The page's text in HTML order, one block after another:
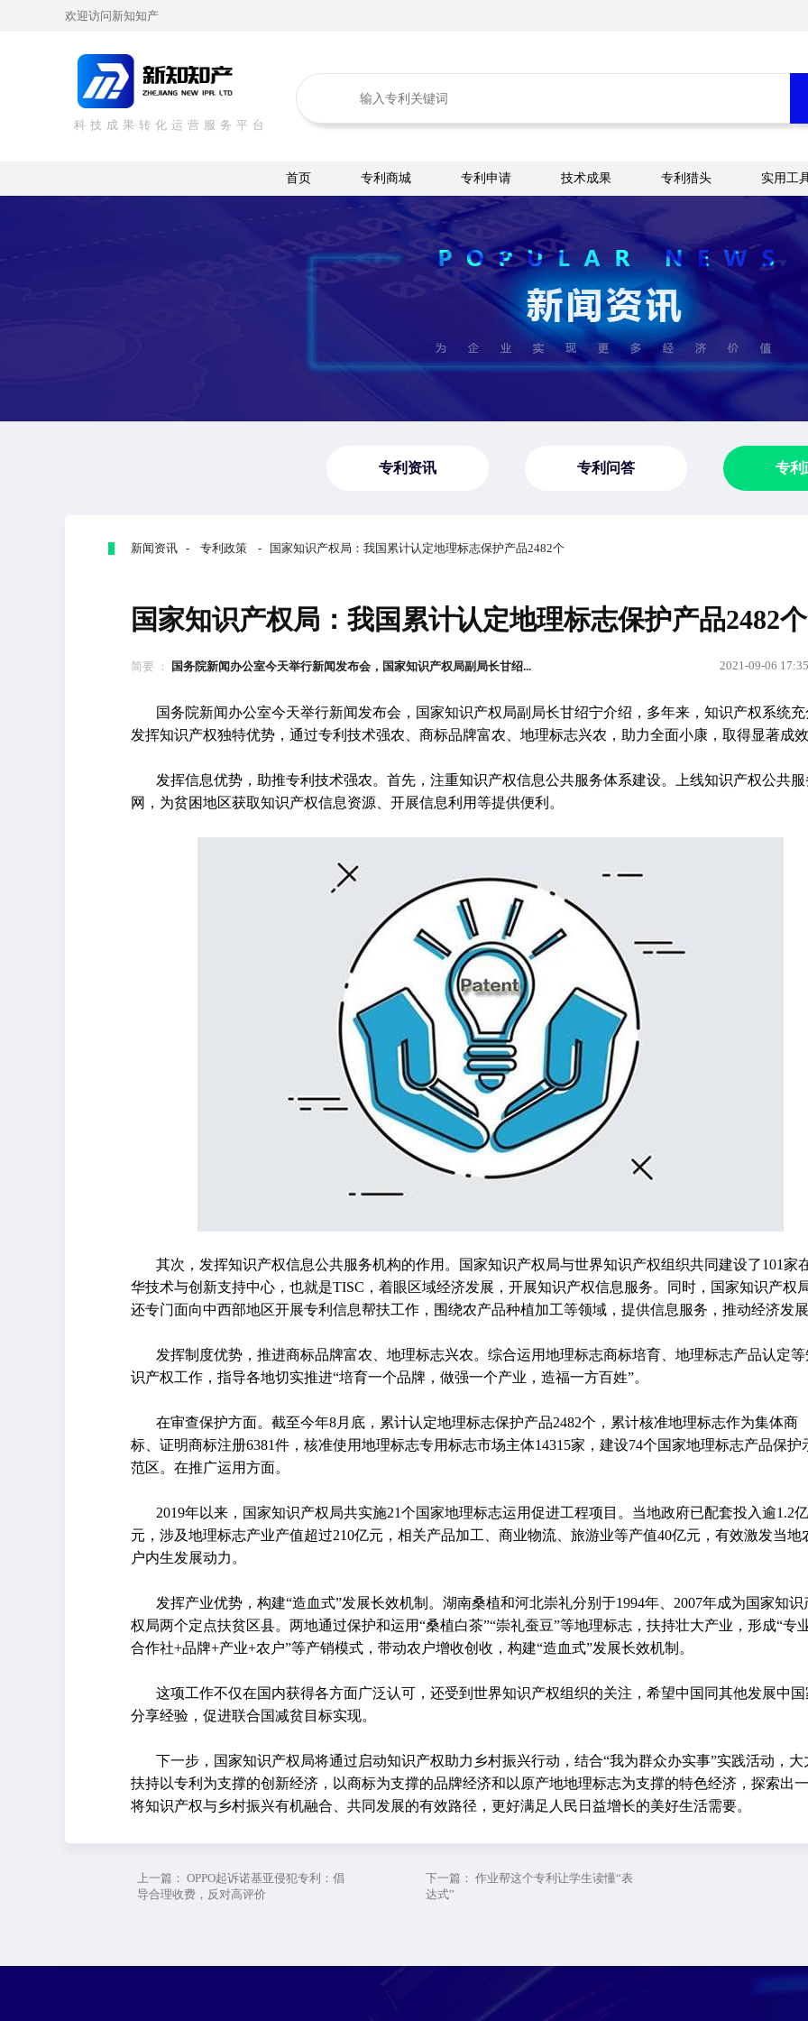
欢迎访问新知知产
科技成果转化运营服务平台
首页 专利商城 专利申请 技术成果 专利猎头 实用工
专利资讯 专利问答 专利
新闻资讯 - 专利政策 - 国家知识产权局：我国累计认定地理标志保护产品2482个
国家知识产权局：我国累计认定地理标志保护产品2482个
简要 ： 国务院新闻办公室今天举行新闻发布会，国家知识产权局副局长甘绍... 2021-09-06
国务院新闻办公室今天举行新闻发布会，国家知识产权局副局长甘绍宁介绍，多年来，知识产权系统充
发挥知识产权独特优势，通过专利技术强农、商标品牌富农、地理标志兴农，助力全面小康，取得显著成效
发挥信息优势，助推专利技术强农。首先，注重知识产权信息公共服务体系建设。上线知识产权公共服
网，为贫困地区获取知识产权信息资源、开展信息利用等提供便利。
其次，发挥知识产权信息公共服务机构的作用。国家知识产权局与世界知识产权组织共同建设了101家
华技术与创新支持中心，也就是TISC，着眼区域经济发展，开展知识产权信息服务。同时，国家知识产权
还专门面向中西部地区开展专利信息帮扶工作，围绕农产品种植加工等领域，提供信息服务，推动经济发展
发挥制度优势，推进商标品牌富农、地理标志兴农。综合运用地理标志商标培育、地理标志产品认定等
识产权工作，指导各地切实推进“培育一个品牌，做强一个产业，造福一方百姓”。
在审查保护方面。截至今年8月底，累计认定地理标志保护产品2482个，累计核准地理标志作为集体商
标、证明商标注册6381件，核准使用地理标志专用标志市场主体14315家，建设74个国家地理标志产品保护
范区。在推广运用方面。
2019年以来，国家知识产权局共实施21个国家地理标志运用促进工程项目。当地政府已配套投入逾1.2亿
元，涉及地理标志产业产值超过210亿元，相关产品加工、商业物流、旅游业等产值40亿元，有效激发当地
户内生发展动力。
发挥产业优势，构建“造血式”发展长效机制。湖南桑植和河北崇礼分别于1994年、2007年成为国家知识
权局两个定点扶贫区县。两地通过保护和运用“桑植白茶”“崇礼蚕豆”等地理标志，扶持壮大产业，形成“专
合作社+品牌+产业+农户”等产销模式，带动农户增收创收，构建“造血式”发展长效机制。
这项工作不仅在国内获得各方面广泛认可，还受到世界知识产权组织的关注，希望中国同其他发展中国
分享经验，促进联合国减贫目标实现。
下一步，国家知识产权局将通过启动知识产权助力乡村振兴行动，结合“我为群众办实事”实践活动，大
扶持以专利为支撑的创新经济，以商标为支撑的品牌经济和以原产地地理标志为支撑的特色经济，探索出
将知识产权与乡村振兴有机融合、共同发展的有效路径，更好满足人民日益增长的美好生活需要。
上一篇： OPPO起诉诺基亚侵犯专利：倡
导合理收费，反对高评价
下一篇： 作业帮这个专利让学生读懂“表
达式”